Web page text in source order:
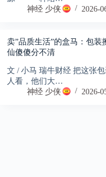
神经 少侠
2026-
卖”品质生活”的盒马：包
仙傻傻分不清
文 / 小马 瑞牛财经 把这张
人看，他们大…
神经 少侠
2026-